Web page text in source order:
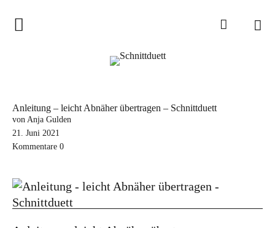
Home
Schnittduett Magazin
Anleitung – leicht Abnäher übertragen – Schnittduett
von Anja Gulden
21. Juni 2021
Kommentare 0